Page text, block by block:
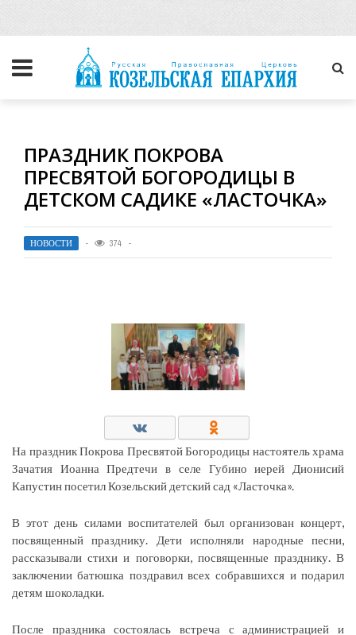
ПРАЗДНИК ПОКРОВА
ПРЕСВЯТОЙ БОГОРОДИЦЫ В
ДЕТСКОМ САДИКЕ «ЛАСТОЧКА»
НОВОСТИ 374
На праздник Покрова Пресвятой Богородицы настоятель храма
Зачатия Иоанна Предтечи в селе Губино иерей Дионисий
Капустин посетил Козельский детский сад «Ласточка».
В этот день силами воспитателей был организован концерт,
посвященный празднику. Дети исполняли народные песни,
рассказывали стихи и поговорки, посвященные празднику. В
заключении батюшка поздравил всех собравшихся и подарил
детям шоколадки.
После праздника состоялась встреча с администрацией и